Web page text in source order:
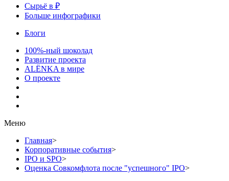
Сырьё в ₽
Больше инфографики
Блоги
100%-ный шоколад
Развитие проекта
ALЁNKA в мире
О проекте
Меню
Главная>
Корпоративные события>
IPO и SPO>
Оценка Совкомфлота после "успешного" IPO>